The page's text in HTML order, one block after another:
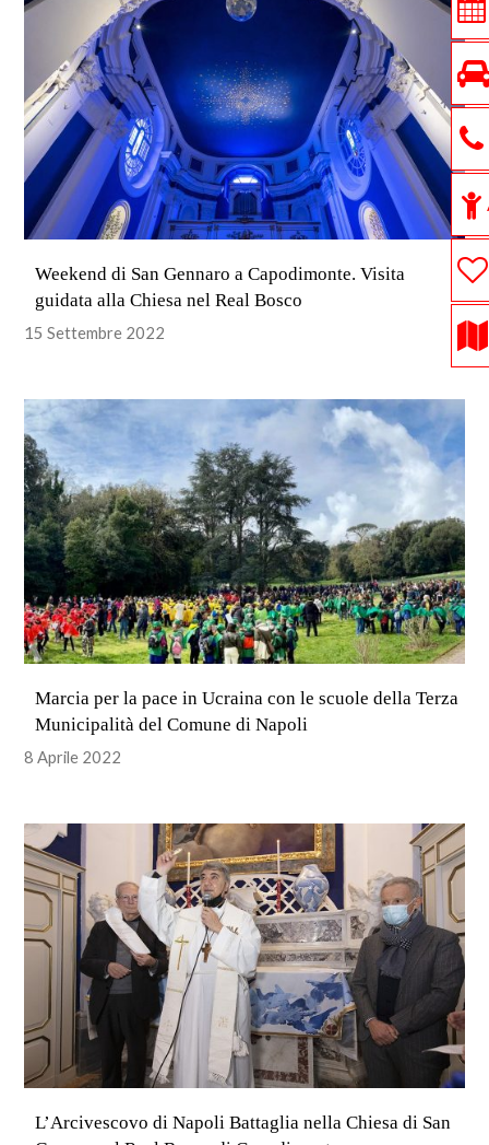
Weekend di San Gennaro a Capodimonte. Visita
guidata alla Chiesa nel Real Bosco
15 Settembre 2022
Marcia per la pace in Ucraina con le scuole della Terza
Municipalità del Comune di Napoli
8 Aprile 2022
L’Arcivescovo di Napoli Battaglia nella Chiesa di San